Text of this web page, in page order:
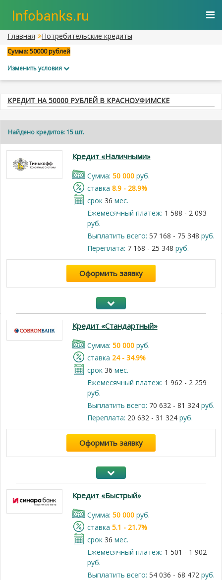
Главная Потребительские кредиты
КРЕДИТ НА 50000 РУБЛЕЙ В КРАСНОУФИМСКЕ
Сумма: 50000 рублей
Изменить условия
Найдено кредитов: 15 шт.
Кредит «Наличными»
Cумма: 50 000руб.
cтавка 8.9 - 28.9%
срок 36 мес.
Ежемесячный платеж: 1 588 - 2 093
руб.
Выплатить всего: 57 168 - 75 348 руб.
Переплата: 7 168 - 25 348 руб.
Оформить заявку
Кредит «Стандартный»
Cумма: 50 000руб.
cтавка 24 - 34.9%
срок 36 мес.
Ежемесячный платеж: 1 962 - 2 259
руб.
Выплатить всего: 70 632 - 81 324руб.
Переплата: 20 632 - 31 324руб.
Оформить заявку
Кредит «Быстрый»
Cумма: 50 000руб.
cтавка 5.1 - 21.7%
срок 36 мес.
Ежемесячный платеж: 1 501 - 1 902
руб.
Выплатить всего: 54 036 - 68 472руб.